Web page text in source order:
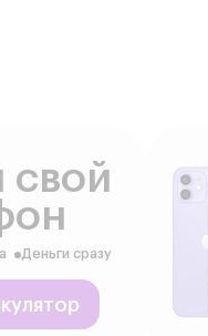
свой
Деньги сразу